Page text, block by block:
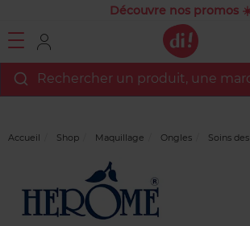
Découvre nos promos
Rechercher un produit, une
Accueil Shop Maquillage Ongles Soins